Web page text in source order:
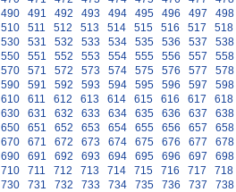
490 491 492 493 494 495 496 497 498
510 511 512 513 514 515 516 517 518
530 531 532 533 534 535 536 537 538
550 551 552 553 554 555 556 557 558
570 571 572 573 574 575 576 577 578
590 591 592 593 594 595 596 597 598
610 611 612 613 614 615 616 617 618
630 631 632 633 634 635 636 637 638
650 651 652 653 654 655 656 657 658
670 671 672 673 674 675 676 677 678
690 691 692 693 694 695 696 697 698
710 711 712 713 714 715 716 717 718
730 731 732 733 734 735 736 737 738